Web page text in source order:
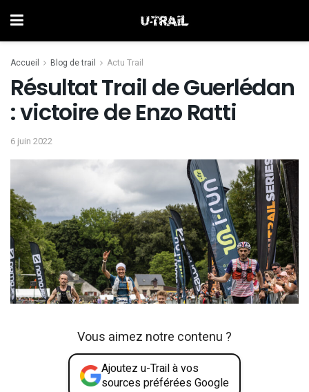
Accueil Blog de trail Actu Trail
Résultat Trail de Guerlédan
: victoire de Enzo Ratti
6 juin 2022
Vous aimez notre contenu ?
Ajoutez u-Trail à vos
sources préférées Google